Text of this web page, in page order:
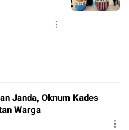
Janda, Oknum Kades
Warga